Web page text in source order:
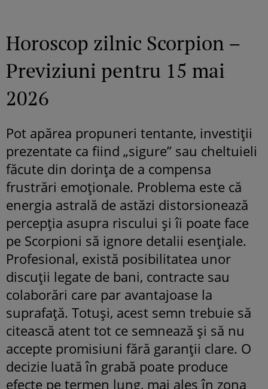
Horoscop zilnic Scorpion –
Previziuni pentru 15 mai
2026
Pot apărea propuneri tentante, investiții
prezentate ca fiind „sigure” sau cheltuieli
făcute din dorința de a compensa
frustrări emoționale. Problema este că
energia astrală de astăzi distorsionează
percepția asupra riscului și îi poate face
pe Scorpioni să ignore detalii esențiale.
Profesional, există posibilitatea unor
discuții legate de bani, contracte sau
colaborări care par avantajoase la
suprafață. Totuși, acest semn trebuie să
citească atent tot ce semnează și să nu
accepte promisiuni fără garanții clare. O
decizie luată în grabă poate produce
efecte pe termen lung, mai ales în zona